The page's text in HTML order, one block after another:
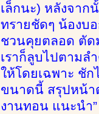
เล็กนะ) หลังจา
ทรายชัดๆ น้องบ
ชวนคุยตลอด ตัด
เราก็ลูบไปตามล
ให้โดยเฉพาะ ชั
ขนาดนี้ สรุปหน้า
งานทอน แนะนำ”